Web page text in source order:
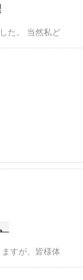
た。 当然私ど
すが、皆様体